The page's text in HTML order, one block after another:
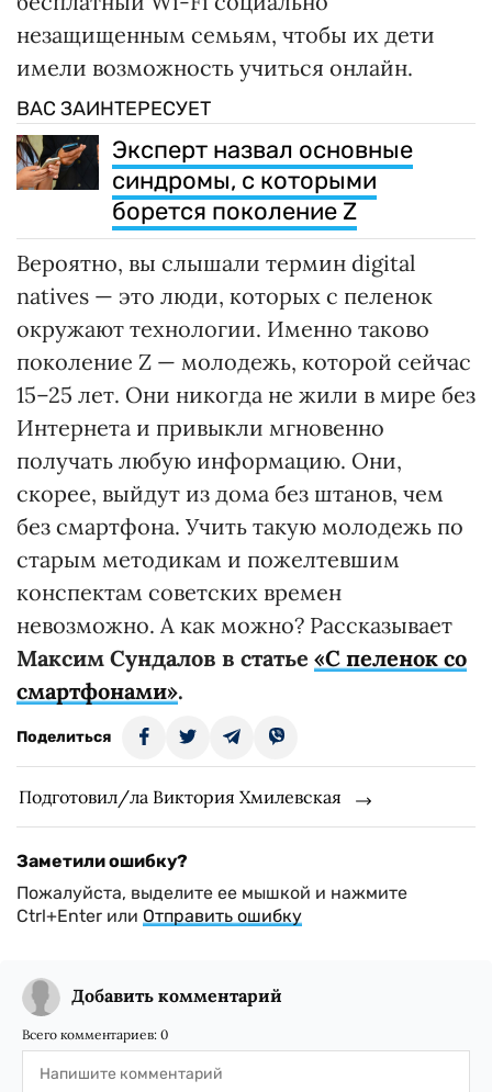
незащищенным семьям, чтобы их дети
имели возможность учиться онлайн.
ВАС ЗАИНТЕРЕСУЕТ
Эксперт назвал основные
синдромы, с которыми
борется поколение Z
Вероятно, вы слышали термин digital
natives — это люди, которых с пеленок
окружают технологии. Именно таково
поколение Z — молодежь, которой сейчас
15–25 лет. Они никогда не жили в мире без
Интернета и привыкли мгновенно
получать любую информацию. Они,
скорее, выйдут из дома без штанов, чем
без смартфона. Учить такую молодежь по
старым методикам и пожелтевшим
конспектам советских времен
невозможно. А как можно? Рассказывает
Максим Сундалов в статье «С пеленок со
смартфонами».
Поделиться
Подготовил/ла Виктория Хмилевская
Заметили ошибку?
Пожалуйста, выделите ее мышкой и нажмите
Ctrl+Enter или Отправить ошибку
Добавить комментарий
Всего комментариев: 0